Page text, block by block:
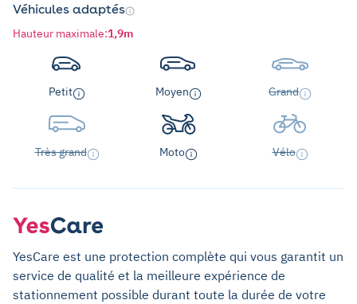
Véhicules adaptés
Hauteur maximale:1,9m
Petit Moyen Grand
Très grand Moto Vélo
YesCare est une protection complète qui vous garantit un
service de qualité et la meilleure expérience de
stationnement possible durant toute la durée de votre